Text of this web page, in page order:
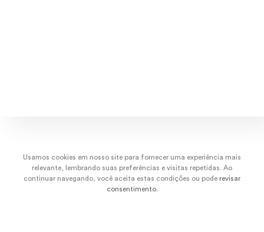
Usamos cookies em nosso site para fornecer uma experiência mais
relevante, lembrando suas preferências e visitas repetidas. Ao
continuar navegando, você aceita estas condições ou pode revisar
consentimento.